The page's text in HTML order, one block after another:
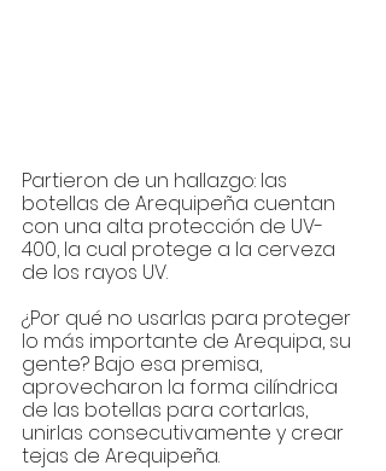
Partieron de un hallazgo: las
botellas de Arequipeña cuentan
con una alta protección de UV-
400, la cual protege a la cerveza
de los rayos UV.
¿Por qué no usarlas para proteger
lo más importante de Arequipa, su
gente? Bajo esa premisa,
aprovecharon la forma cilíndrica
de las botellas para cortarlas,
unirlas consecutivamente y crear
tejas de Arequipeña.